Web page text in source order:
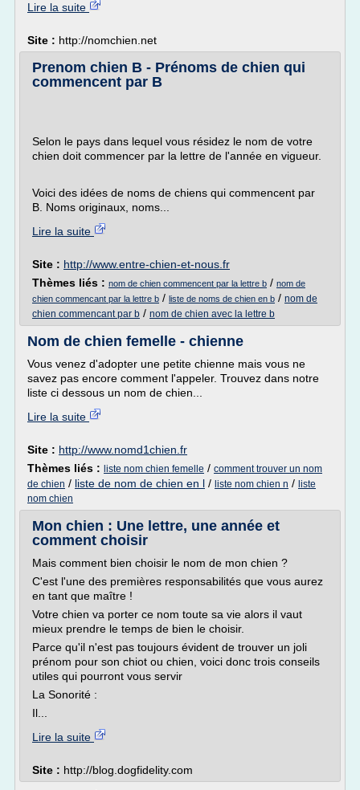
Lire la suite
Site : http://nomchien.net
Prenom chien B - Prénoms de chien qui
commencent par B
Selon le pays dans lequel vous résidez le nom de votre
chien doit commencer par la lettre de l'année en vigueur.
Voici des idées de noms de chiens qui commencent par
B. Noms originaux, noms...
Lire la suite
Site : http://www.entre-chien-et-nous.fr
Thèmes liés : nom de chien commencent par la lettre b / nom de
chien commencant par la lettre b / liste de noms de chien en b / nom de
chien commencant par b / nom de chien avec la lettre b
Nom de chien femelle - chienne
Vous venez d'adopter une petite chienne mais vous ne
savez pas encore comment l'appeler. Trouvez dans notre
liste ci dessous un nom de chien...
Lire la suite
Site : http://www.nomd1chien.fr
Thèmes liés : liste nom chien femelle / comment trouver un nom
de chien / liste de nom de chien en l / liste nom chien n / liste
nom chien
Mon chien : Une lettre, une année et
comment choisir
Mais comment bien choisir le nom de mon chien ?
C'est l'une des premières responsabilités que vous aurez
en tant que maître !
Votre chien va porter ce nom toute sa vie alors il vaut
mieux prendre le temps de bien le choisir.
Parce qu'il n'est pas toujours évident de trouver un joli
prénom pour son chiot ou chien, voici donc trois conseils
utiles qui pourront vous servir
La Sonorité :
Il...
Lire la suite
Site : http://blog.dogfidelity.com